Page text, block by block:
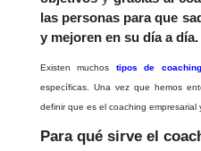
las personas para que
y mejoren en su día a día.
Existen muchos tipos de coaching
específicas. Una vez que hemos
definir que es el coaching empresarial
Para qué sirve el